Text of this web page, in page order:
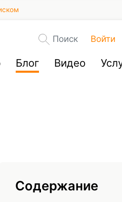
Поиск Войти
Блог Видео
Содержание